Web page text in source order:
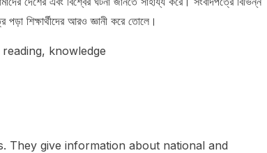
পড়া শিক্ষার্থীদের আরও জ্ঞানী করে তোলে।
knowledge
They give information about national and